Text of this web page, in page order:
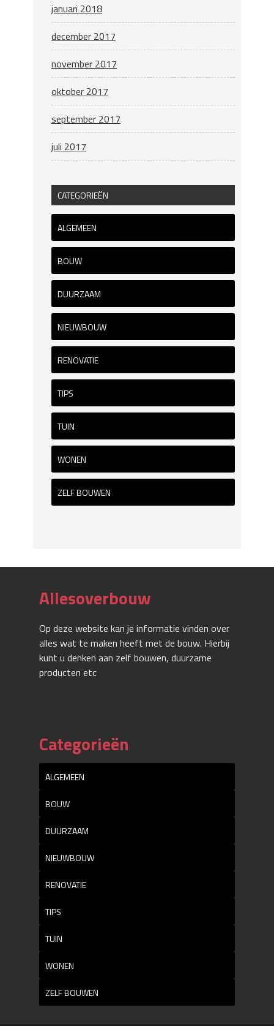
januari 2018
december 2017
november 2017
oktober 2017
september 2017
juli 2017
CATEGORIEËN
ALGEMEEN
BOUW
DUURZAAM
NIEUWBOUW
RENOVATIE
TIPS
TUIN
WONEN
ZELF BOUWEN
Allesoverbouw
Op deze website kan je informatie vinden over
alles wat te maken heeft met de bouw. Hierbij
kunt u denken aan zelf bouwen, duurzame
producten etc
Categorieën
ALGEMEEN
BOUW
DUURZAAM
NIEUWBOUW
RENOVATIE
TIPS
TUIN
WONEN
ZELF BOUWEN